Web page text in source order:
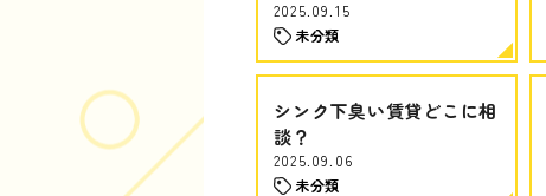
2025.09.15
未分類
シンク下臭い賃貸どこに相
談？
2025.09.06
未分類